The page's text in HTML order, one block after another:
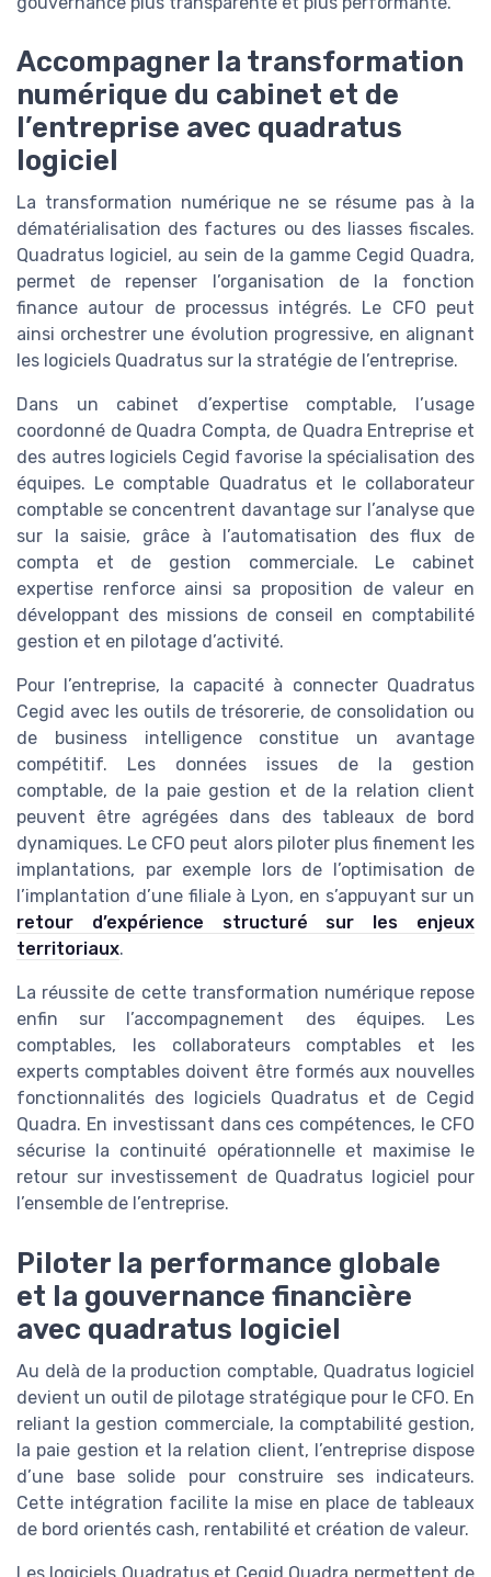
Accompagner la transformation
numérique du cabinet et de
l’entreprise avec quadratus
logiciel
La transformation numérique ne se résume pas à la
dématérialisation des factures ou des liasses fiscales.
Quadratus logiciel, au sein de la gamme Cegid Quadra,
permet de repenser l’organisation de la fonction
finance autour de processus intégrés. Le CFO peut
ainsi orchestrer une évolution progressive, en alignant
les logiciels Quadratus sur la stratégie de l’entreprise.
Dans un cabinet d’expertise comptable, l’usage
coordonné de Quadra Compta, de Quadra Entreprise et
des autres logiciels Cegid favorise la spécialisation des
équipes. Le comptable Quadratus et le collaborateur
comptable se concentrent davantage sur l’analyse que
sur la saisie, grâce à l’automatisation des flux de
compta et de gestion commerciale. Le cabinet
expertise renforce ainsi sa proposition de valeur en
développant des missions de conseil en comptabilité
gestion et en pilotage d’activité.
Pour l’entreprise, la capacité à connecter Quadratus
Cegid avec les outils de trésorerie, de consolidation ou
de business intelligence constitue un avantage
compétitif. Les données issues de la gestion
comptable, de la paie gestion et de la relation client
peuvent être agrégées dans des tableaux de bord
dynamiques. Le CFO peut alors piloter plus finement les
implantations, par exemple lors de l’optimisation de
l’implantation d’une filiale à Lyon, en s’appuyant sur un
retour d’expérience structuré sur les enjeux
territoriaux.
La réussite de cette transformation numérique repose
enfin sur l’accompagnement des équipes. Les
comptables, les collaborateurs comptables et les
experts comptables doivent être formés aux nouvelles
fonctionnalités des logiciels Quadratus et de Cegid
Quadra. En investissant dans ces compétences, le CFO
sécurise la continuité opérationnelle et maximise le
retour sur investissement de Quadratus logiciel pour
l’ensemble de l’entreprise.
Piloter la performance globale
et la gouvernance financière
avec quadratus logiciel
Au delà de la production comptable, Quadratus logiciel
devient un outil de pilotage stratégique pour le CFO. En
reliant la gestion commerciale, la comptabilité gestion,
la paie gestion et la relation client, l’entreprise dispose
d’une base solide pour construire ses indicateurs.
Cette intégration facilite la mise en place de tableaux
de bord orientés cash, rentabilité et création de valeur.
Les logiciels Quadratus et Cegid Quadra permettent de